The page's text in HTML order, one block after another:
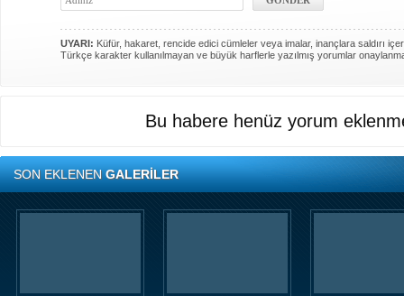
UYARI: Küfür, hakaret, rencide edici cümleler veya imalar, inançlara saldırı
Türkçe karakter kullanılmayan ve büyük harflerle yazılmış yorumlar
Bu habere henüz yorum
SON EKLENENGALERİLER